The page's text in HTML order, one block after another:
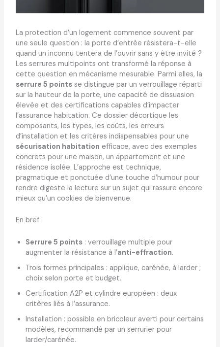
La protection d’un logement commence souvent par
une seule question : la porte d’entrée résistera-t-elle
quand un inconnu tentera de l’ouvrir sans y être invité ?
Les serrures multipoints ont transformé la réponse à
cette question en mécanisme mesurable. Parmi elles, la
serrure 5 pointsse distingue par un verrouillage réparti
sur la hauteur de la porte, une capacité de dissuasion
élevée et des certifications capables d’impacter
l’assurance habitation. Ce dossier décortique les
composants, les types, les coûts, les erreurs
d’installation et les critères indispensables pour une
sécurisation habitation efficace, avec des exemples
concrets pour une maison, un appartement et une
résidence isolée. L’approche est technique,
pragmatique et ponctuée d’une touche d’humour pour
rendre digeste la lecture sur un sujet qui rassure encore
mieux qu’un cookies de bienvenue.
En bref :
Serrure 5 points: verrouillage multiple pour
augmenter la résistance à l’anti-effraction.
Trois formes principales : applique, carénée, à larder ;
choix selon porte et budget.
Certification A2P et cylindre européen : deux
critères liés à l’assurance.
Installation : possible en bricoleur averti pour certains
modèles, recommandé par un serrurier pour
larder/carénée.